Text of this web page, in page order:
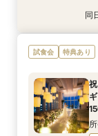
8/10(月)
特典あり
8/10(月)
同
試食会 特典あり